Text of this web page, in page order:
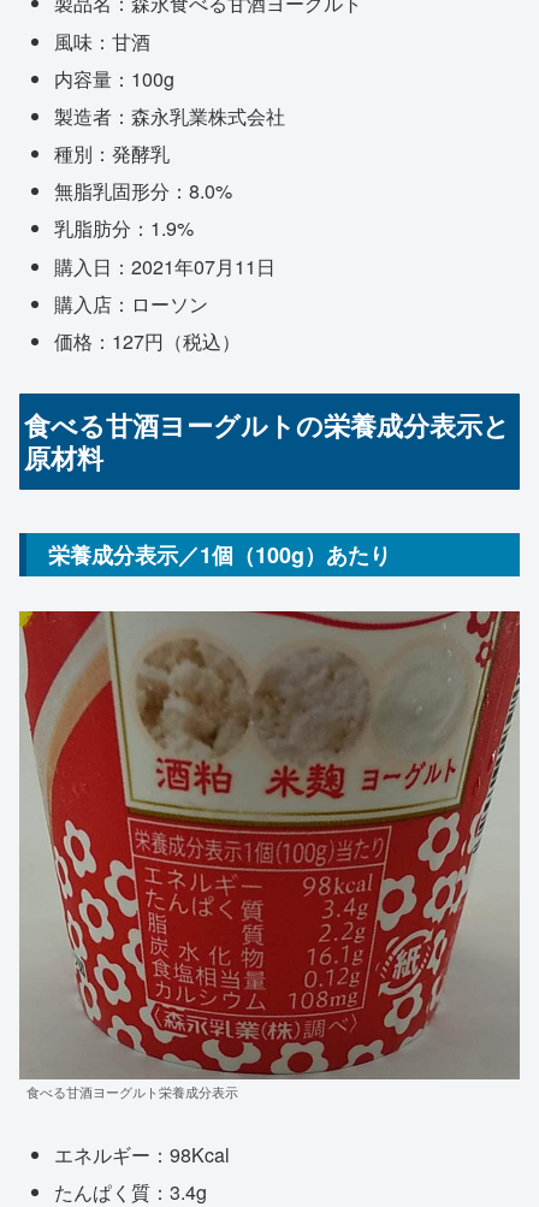
風味：甘酒
内容量：100g
製造者：森永乳業株式会社
種別：発酵乳
無脂乳固形分：8.0%
乳脂肪分：1.9%
購入日：2021年07月11日
購入店：ローソン
価格：127円（税込）
食べる甘酒ヨーグルトの栄養成分表示と
原材料
栄養成分表示／1個（100g）あたり
食べる甘酒ヨーグルト栄養成分表示
エネルギー：98Kcal
たんぱく質：3.4g